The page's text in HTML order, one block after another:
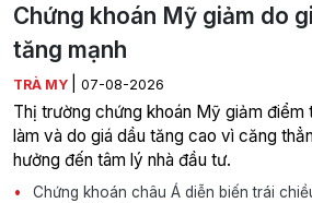
Chứng khoán Mỹ giảm do
tăng mạnh
TRÀ MY 07-08-2026
Thị trường chứng khoán Mỹ giảm
làm và do giá dầu tăng cao vì căng
hưởng đến tâm lý nhà đầu tư.
Chứng khoán châu Á diễn biến trái